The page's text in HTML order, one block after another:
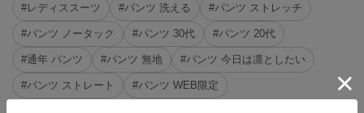
#レディススーツ #パンツ 洗える #パンツ ストレッチ
#パンツ ノータック #パンツ 30代 #パンツ 20代
#通年 パンツ #パンツ 無地 #パンツ 今日は凛としたい
#パンツ ストレート #パンツ WEB限定